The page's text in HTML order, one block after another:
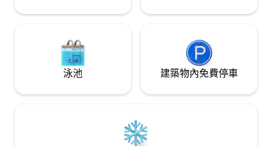
泳池 建築物內免費停車